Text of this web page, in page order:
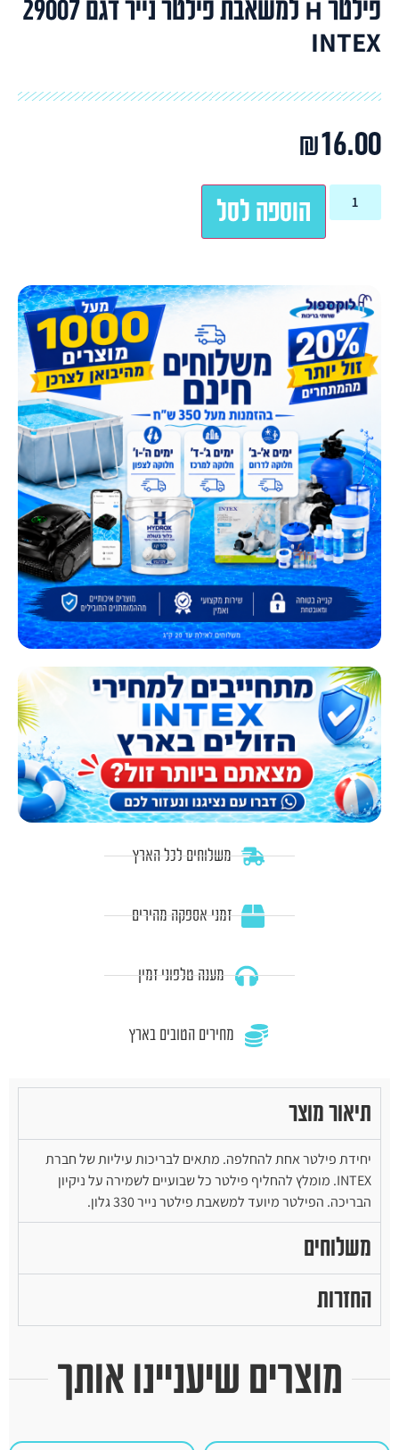
פילטר H למשאבת פילטר נייר דגם 29007
INTEX
₪16.00
הוספה לסל
משלוחים לכל הארץ
זמני אספקה מהירים
מענה טלפוני זמין
מחירים הטובים בארץ
תיאור מוצר
יחידת פילטר אחת להחלפה. מתאים לבריכות עיליות של חברת
INTEX. מומלץ להחליף פילטר כל שבועיים לשמירה על ניקיון
הבריכה. הפילטר מיועד למשאבת פילטר נייר 330 גלון.
משלוחים
החזרות
מוצרים שיעניינו אותך